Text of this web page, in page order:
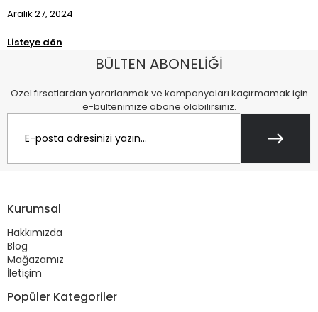
Aralık 27, 2024
Listeye dön
BÜLTEN ABONELİĞİ
Özel fırsatlardan yararlanmak ve kampanyaları kaçırmamak için
e-bültenimize abone olabilirsiniz.
Kurumsal
Hakkımızda
Blog
Mağazamız
İletişim
Popüler Kategoriler